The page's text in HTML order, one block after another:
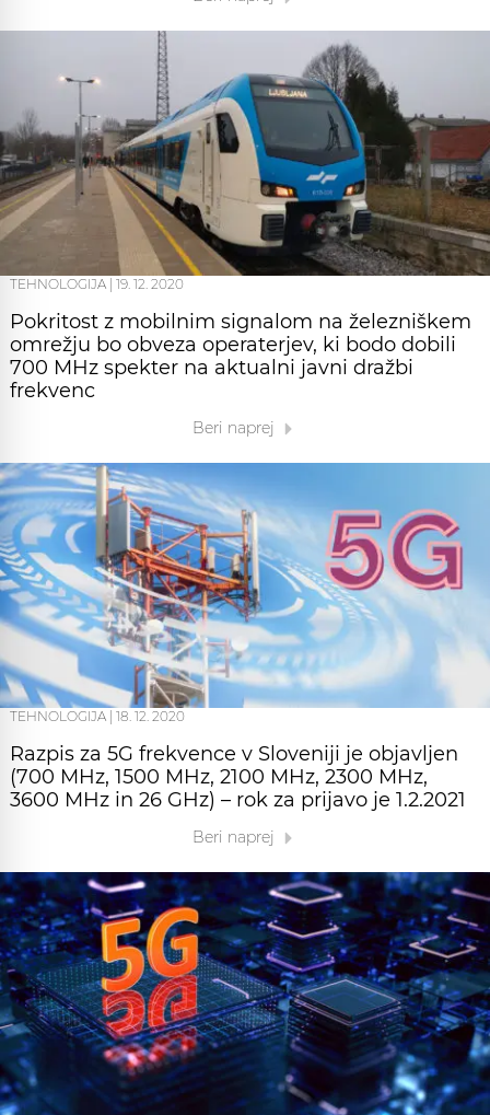
TEHNOLOGIJA 19. 12. 2020
Pokritost z mobilnim signalom na železniškem
omrežju bo obveza operaterjev, ki bodo dobili
700 MHz spekter na aktualni javni dražbi
frekvenc
Beri naprej
TEHNOLOGIJA 18. 12. 2020
Razpis za 5G frekvence v Sloveniji je objavljen
(700 MHz, 1500 MHz, 2100 MHz, 2300 MHz,
3600 MHz in 26 GHz) – rok za prijavo je 1.2.2021
Beri naprej